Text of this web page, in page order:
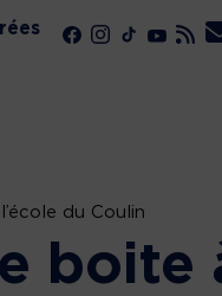
du Coulin
boite